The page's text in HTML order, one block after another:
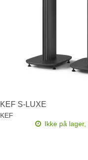
KEF S-LUXE
KEF
Ikke på